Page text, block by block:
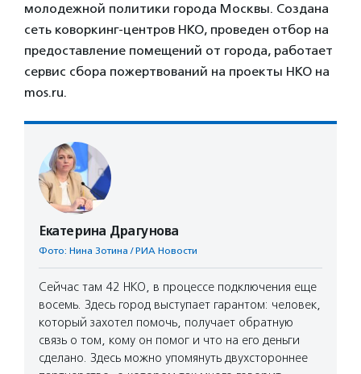
молодежной политики города Москвы. Создана
сеть коворкинг-центров НКО, проведен отбор на
предоставление помещений от города, работает
сервис сбора пожертвований на проекты НКО на
mos.ru.
Екатерина Драгунова
Фото: Нина Зотина / РИА Новости
Сейчас там 42 НКО, в процессе подключения еще
восемь. Здесь город выступает гарантом: человек,
который захотел помочь, получает обратную
связь о том, кому он помог и что на его деньги
сделано. Здесь можно упомянуть двухстороннее